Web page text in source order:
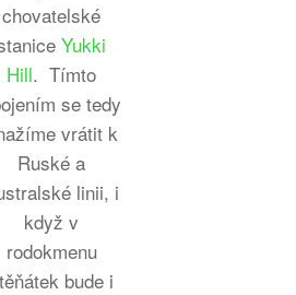
chovatelské
Yukki
Hill. Tímto
se tedy
vrátit k
Ruské a
linii, i
když v
rodokmenu
bude i